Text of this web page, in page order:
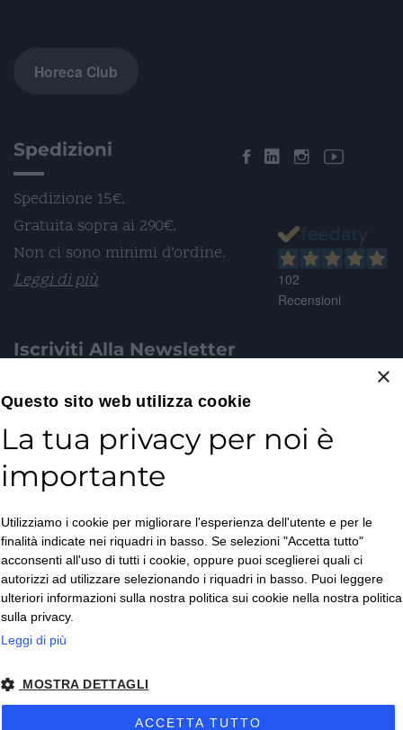
Horeca Club
Spedizioni
Spedizione 15€.
Gratuita sopra ai 290€.
Non ci sono minimi d’ordine.
Leggi di più
Iscriviti Alla Newsletter
Email*
Privacy Policy*
ISCRIVITI
102
Recensioni
Copyright © 2026. All Rights Reserved.
– Condizioni di Vendita
×
Questo sito web utilizza cookie
La tua privacy per noi è
importante
Utilizziamo i cookie per migliorare l'esperienza dell'utente e per le
finalità indicate nei riquadri in basso. Se selezioni "Accetta tutto"
acconsenti all'uso di tutti i cookie, oppure puoi sceglierei quali ci
autorizzi ad utilizzare selezionando i riquadri in basso. Puoi leggere
ulteriori informazioni sulla nostra politica sui cookie nella nostra politica
sulla privacy.
Leggi di più
MOSTRA DETTAGLI
ACCETTA TUTTO